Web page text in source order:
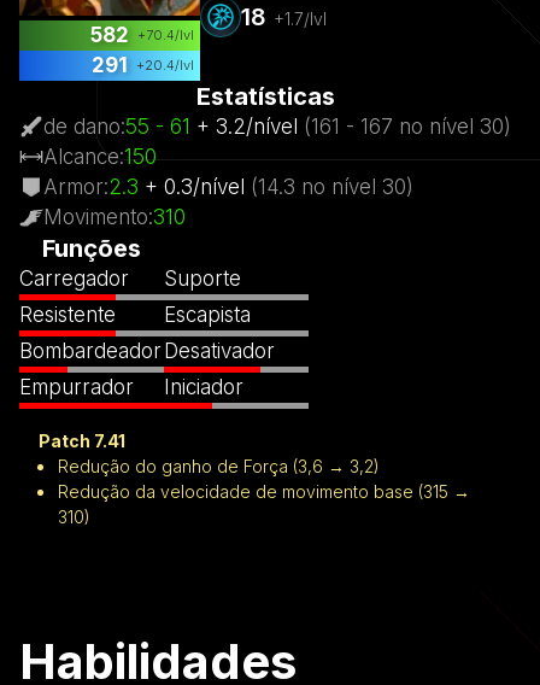
582 +70.4/lvl
291 +20.4/lvl
18 +1.7/lvl
Estatísticas
de dano:55 - 61 + 3.2/nível (161 - 167 no nível 30)
Alcance:150
Armor:2.3 + 0.3/nível (14.3 no nível 30)
Movimento:310
Funções
Carregador
Resistente
Bombardeador
Empurrador
Suporte
Escapista
Desativador
Iniciador
Patch 7.41
Redução do ganho de Força (3,6 → 3,2)
Redução da velocidade de movimento base (315 →
310)
Habilidades